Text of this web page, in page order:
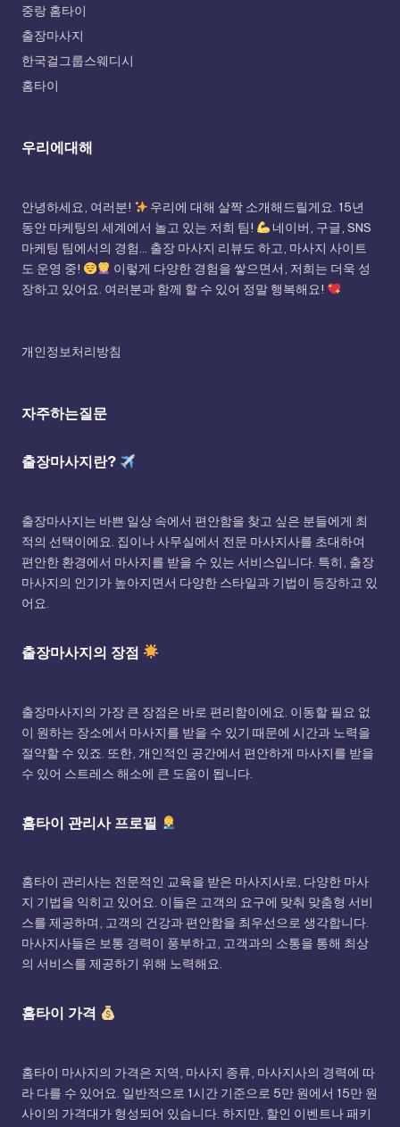
중랑 홈타이
출장마사지
한국걸그룹스웨디시
홈타이
우리에대해
안녕하세요, 여러분!
우리에 대해 살짝 소개해드릴게요. 15년
동안 마케팅의 세계에서 놀고 있는 저희 팀!
네이버, 구글, SNS
마케팅 팀에서의 경험... 출장 마사지 리뷰도 하고, 마사지 사이트
도 운영 중!
이렇게 다양한 경험을 쌓으면서, 저희는 더욱 성
장하고 있어요. 여러분과 함께 할 수 있어 정말 행복해요!
개인정보처리방침
자주하는질문
출장마사지란?
출장마사지는 바쁜 일상 속에서 편안함을 찾고 싶은 분들에게 최
적의 선택이에요. 집이나 사무실에서 전문 마사지사를 초대하여
편안한 환경에서 마사지를 받을 수 있는 서비스입니다. 특히, 출장
마사지의 인기가 높아지면서 다양한 스타일과 기법이 등장하고 있
어요.
출장마사지의 장점
출장마사지의 가장 큰 장점은 바로 편리함이에요. 이동할 필요 없
이 원하는 장소에서 마사지를 받을 수 있기 때문에 시간과 노력을
절약할 수 있죠. 또한, 개인적인 공간에서 편안하게 마사지를 받을
수 있어 스트레스 해소에 큰 도움이 됩니다.
홈타이 관리사 프로필
홈타이 관리사는 전문적인 교육을 받은 마사지사로, 다양한 마사
지 기법을 익히고 있어요. 이들은 고객의 요구에 맞춰 맞춤형 서비
스를 제공하며, 고객의 건강과 편안함을 최우선으로 생각합니다.
마사지사들은 보통 경력이 풍부하고, 고객과의 소통을 통해 최상
의 서비스를 제공하기 위해 노력해요.
홈타이 가격
홈타이 마사지의 가격은 지역, 마사지 종류, 마사지사의 경력에 따
라 다를 수 있어요. 일반적으로 1시간 기준으로 5만 원에서 15만 원
사이의 가격대가 형성되어 있습니다. 하지만, 할인 이벤트나 패키